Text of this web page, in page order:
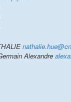
Alexandre